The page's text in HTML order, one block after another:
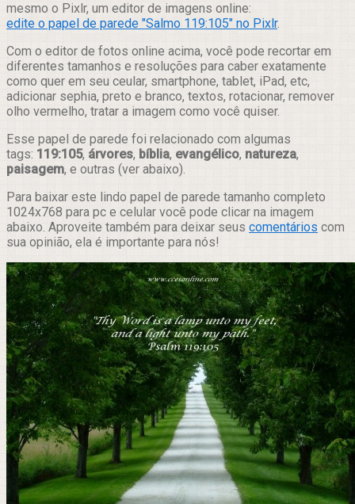
mesmo o Pixlr, um editor de imagens online:
edite o papel de parede "Salmo 119:105" no Pixlr.
Com o editor de fotos online acima, você pode recortar em
diferentes tamanhos e resoluções para caber exatamente
como quer em seu ceular, smartphone, tablet, iPad, etc,
adicionar sephia, preto e branco, textos, rotacionar, remover
olho vermelho, tratar a imagem como você quiser.
Esse papel de parede foi relacionado com algumas
tags: 119:105, árvores, bíblia, evangélico, natureza,
paisagem, e outras (ver abaixo).
Para baixar este lindo papel de parede tamanho completo
1024x768 para pc e celular você pode clicar na imagem
abaixo. Aproveite também para deixar seus comentários com
sua opinião, ela é importante para nós!